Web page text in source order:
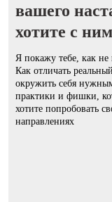
вашего
хотите с
Я покажу тебе, как не
Как отличать
окружить себя
практики и фишки,
хотите попробовать
направлениях